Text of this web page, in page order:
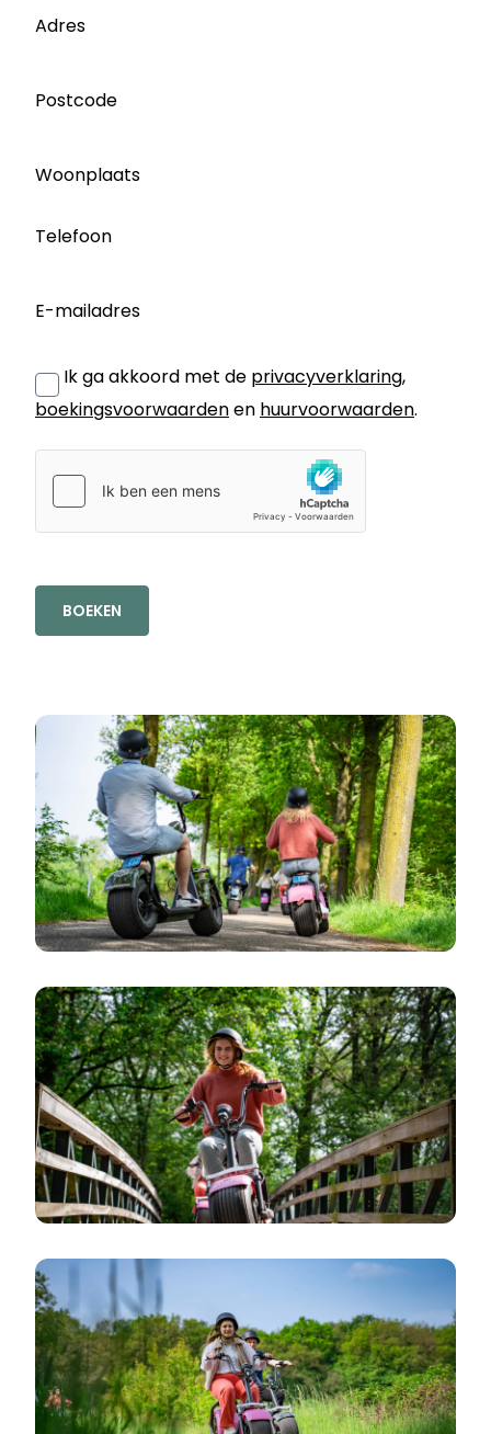
Adres
Postcode
Woonplaats
Telefoon
E-mailadres
Ik ga akkoord met de privacyverklaring,
boekingsvoorwaardenen huurvoorwaarden.
BOEKEN